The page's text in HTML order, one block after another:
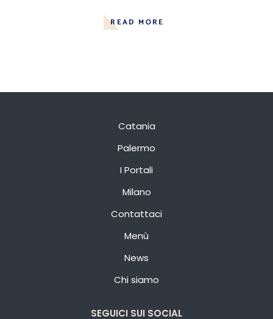
READ MORE
Catania
Palermo
I Portali
Milano
Contattaci
Menù
News
Chi siamo
SEGUICI SUI SOCIAL